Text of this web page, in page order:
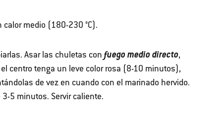
calor medio (180-230 °C).
Asar las chuletas con fuego medio directo,
centro tenga un leve color rosa (8-10 minutos),
de vez en cuando con el marinado hervido.
5 minutos. Servir caliente.